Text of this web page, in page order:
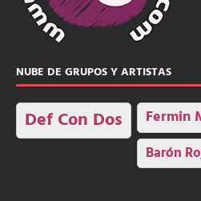
NUBE DE GRUPOS Y ARTISTAS
Def Con Dos Fermin
Barón